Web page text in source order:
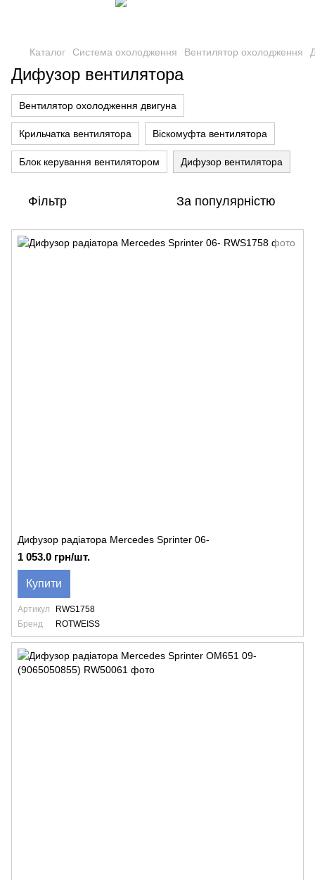
Каталог Система охолодження Вентилятор охолодження
Дифузор вентилятора
Вентилятор охолодження двигуна
Крильчатка вентилятора Віскомуфта вентилятора
Блок керування вентилятором Дифузор вентилятора
Фільтр За популярністю
Дифузор радіатора Mercedes Sprinter 06-
1 053.0 грн/шт.
Купити
Артикул
RWS1758
Бренд
ROTWEISS